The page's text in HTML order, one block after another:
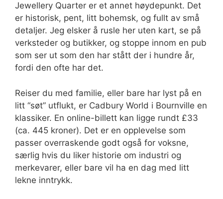
Jewellery Quarter er et annet høydepunkt. Det
er historisk, pent, litt bohemsk, og fullt av små
detaljer. Jeg elsker å rusle her uten kart, se på
verksteder og butikker, og stoppe innom en pub
som ser ut som den har stått der i hundre år,
fordi den ofte har det.
Reiser du med familie, eller bare har lyst på en
litt “søt” utflukt, er Cadbury World i Bournville en
klassiker. En online-billett kan ligge rundt £33
(ca. 445 kroner). Det er en opplevelse som
passer overraskende godt også for voksne,
særlig hvis du liker historie om industri og
merkevarer, eller bare vil ha en dag med litt
lekne inntrykk.